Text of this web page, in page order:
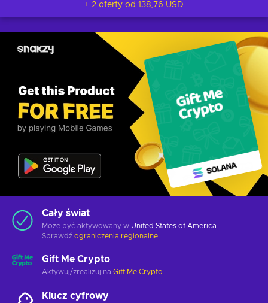
+ 2 oferty od 138,76 USD
Cały świat
Może być aktywowany w United States of America
Sprawdź ograniczenia regionalne
Gift Me Crypto
Aktywuj/zrealizuj na Gift Me Crypto
Klucz cyfrowy